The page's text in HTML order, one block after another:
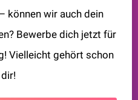
können wir auch dein
Bewerbe dich jetzt für
Vielleicht gehört schon